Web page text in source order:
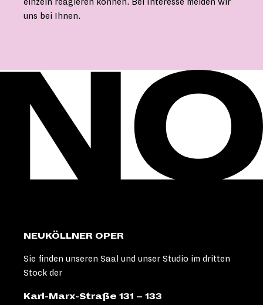
uns bei Ihnen.
NEUKÖLLNER OPER
Sie finden unseren Saal und unser Studio im dritten
Stock der
Karl-Marx-Straße 131 – 133